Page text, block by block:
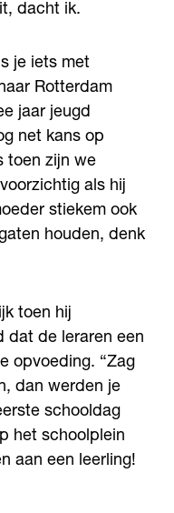
dacht ik.
je iets met
Rotterdam
jaar jeugd
net kans op
toen zijn we
als hij
stiekem ook
houden, denk
toen hij
dat de leraren een
opvoeding. “Zag
dan werden je
schooldag
het schoolplein
aan een leerling!